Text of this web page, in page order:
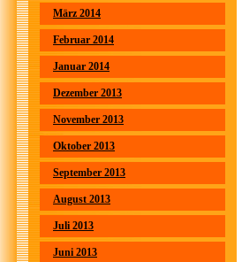
März 2014
Februar 2014
Januar 2014
Dezember 2013
November 2013
Oktober 2013
September 2013
August 2013
Juli 2013
Juni 2013